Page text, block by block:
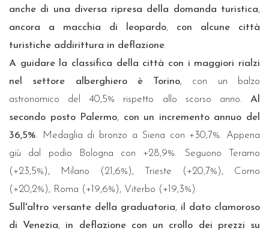
anche di una diversa ripresa della domanda turistica,
ancora a macchia di leopardo, con alcune città
turistiche addirittura in deflazione.
A guidare la classifica della città con i maggiori rialzi
nel settore alberghiero è Torino, con un balzo
astronomico del 40,5% rispetto allo scorso anno. Al
secondo posto Palermo, con un incremento annuo del
36,5%. Medaglia di bronzo a Siena con +30,7%. Appena
giù dal podio Bologna con +28,9%. Seguono Teramo
(+23,5%), Milano (21,6%), Trieste (+20,7%), Como
(+20,2%), Roma (+19,6%), Viterbo (+19,3%).
Sull'altro versante della graduatoria, il dato clamoroso
di Venezia, in deflazione con un crollo dei prezzi su